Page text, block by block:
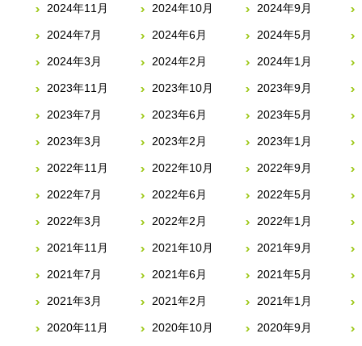
2024年11月 2024年10月 2024年9月
2024年7月 2024年6月 2024年5月
2024年3月 2024年2月 2024年1月
2023年11月 2023年10月 2023年9月
2023年7月 2023年6月 2023年5月
2023年3月 2023年2月 2023年1月
2022年11月 2022年10月 2022年9月
2022年7月 2022年6月 2022年5月
2022年3月 2022年2月 2022年1月
2021年11月 2021年10月 2021年9月
2021年7月 2021年6月 2021年5月
2021年3月 2021年2月 2021年1月
2020年11月 2020年10月 2020年9月